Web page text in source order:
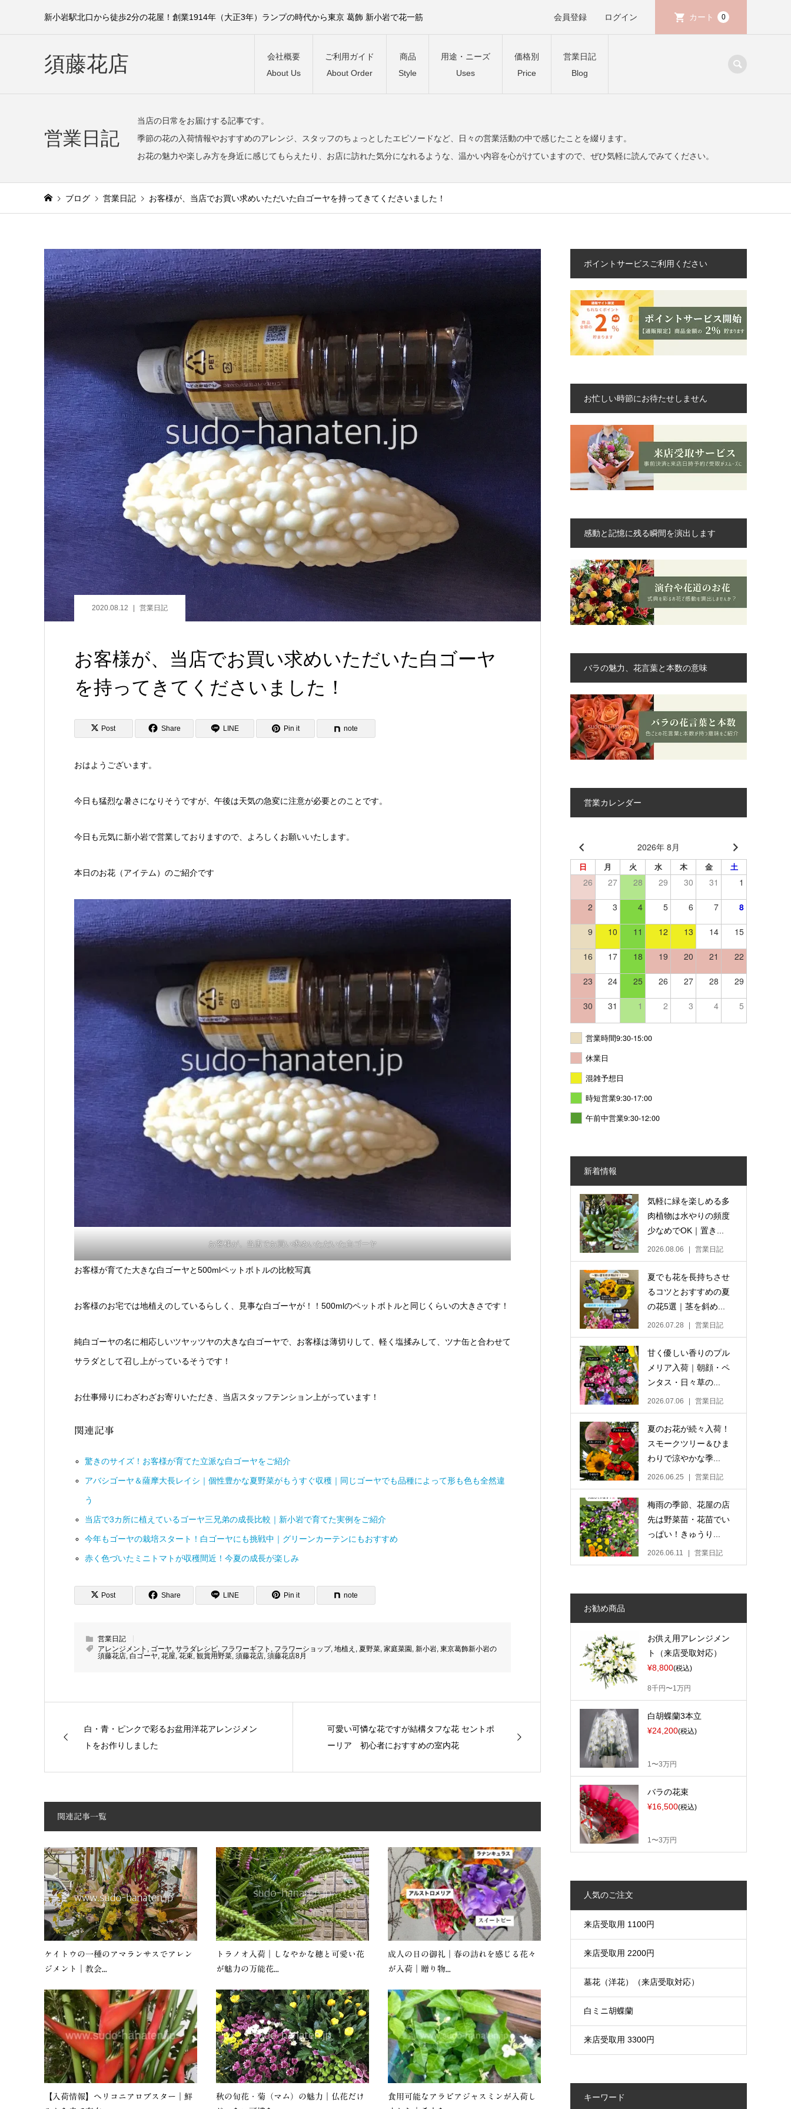
新小岩駅北口から徒歩2分の花屋！創業1914年（大正3年）ランプの時代から東京 葛飾 新小岩で花一筋 会員登録 ログイン カート 0
須藤花店
会社概要
About Us
ご利用ガイド
About Order
商品
Style
用途・ニーズ
Uses
価格別
Price
営業日記
Blog
営業日記
当店の日常をお届けする記事です。
季節の花の入荷情報やおすすめのアレンジ、スタッフのちょっとしたエピソードなど、日々の営業活動の中で感じたことを綴ります。
お花の魅力や楽しみ方を身近に感じてもらえたり、お店に訪れた気分になれるような、温かい内容を心がけていますので、ぜひ気軽に読んでみてください。
ブログ 営業日記 お客様が、当店でお買い求めいただいた白ゴーヤを持ってきてくださいました！
2020.08.12 営業日記
お客様が、当店でお買い求めいただいた白ゴーヤ
を持ってきてくださいました！
Post Share LINE Pin it note
おはようございます。
今日も猛烈な暑さになりそうですが、午後は天気の急変に注意が必要とのことです。
今日も元気に新小岩で営業しておりますので、よろしくお願いいたします。
本日のお花（アイテム）のご紹介です
お客様が、当店でお買い求めいただいた白ゴーヤ
お客様が育てた大きな白ゴーヤと500mlペットボトルの比較写真
お客様のお宅では地植えのしているらしく、見事な白ゴーヤが！！500mlのペットボトルと同じくらいの大きさです！
純白ゴーヤの名に相応しいツヤッツヤの大きな白ゴーヤで、お客様は薄切りして、軽く塩揉みして、ツナ缶と合わせて
サラダとして召し上がっているそうです！
お仕事帰りにわざわざお寄りいただき、当店スタッフテンション上がっています！
関連記事
驚きのサイズ！お客様が育てた立派な白ゴーヤをご紹介
アバシゴーヤ＆薩摩大長レイシ｜個性豊かな夏野菜がもうすぐ収穫｜同じゴーヤでも品種によって形も色も全然違
う
当店で3カ所に植えているゴーヤ三兄弟の成長比較｜新小岩で育てた実例をご紹介
今年もゴーヤの栽培スタート！白ゴーヤにも挑戦中｜グリーンカーテンにもおすすめ
赤く色づいたミニトマトが収穫間近！今夏の成長が楽しみ
Post Share LINE Pin it note
営業日記
アレンジメント
ゴーヤ サラダレシピ, フラワーギフト フラワーショップ, 地植え 夏野菜, 家庭菜園 新小岩, 東京葛飾新小岩の
須藤花店, 白ゴーヤ 花屋 花束, 観賞用野菜, 須藤花店, 須藤花店8月
白・青・ピンクで彩るお盆用洋花アレンジメン
トをお作りしました
可愛い可憐な花ですが結構タフな花 セントポ
ーリア 初心者におすすめの室内花
関連記事一覧
ケイトウの一種のアマランサスでアレン
ジメント｜教会...
トラノオ入荷｜しなやかな穂と可愛い花
が魅力の万能花...
成人の日の御礼｜春の訪れを感じる花々
が入荷｜贈り物...
【入荷情報】ヘリコニアロブスター｜鮮
秋の旬花・菊（マム）の魅力｜仏花だけ
食用可能なアラビアジャスミンが入荷し
ポイントサービスご利用ください
お忙しい時節にお待たせしません
感動と記憶に残る瞬間を演出します
バラの魅力、花言葉と本数の意味
営業カレンダー
2026年 8月
日 月 火 水 木 金 土
26 27 28 29 30 31 1
2 3 4 5 6 7 8
9 10 11 12 13 14 15
16 17 18 19 20 21 22
23 24 25 26 27 28 29
30 31 1 2 3 4 5
営業時間9:30-15:00
休業日
混雑予想日
時短営業9:30-17:00
午前中営業9:30-12:00
新着情報
気軽に緑を楽しめる多
肉植物は水やりの頻度
少なめでOK｜置き...
2026.08.06 営業日記
夏でも花を長持ちさせ
るコツとおすすめの夏
の花5選｜茎を斜め...
2026.07.28 営業日記
甘く優しい香りのプル
メリア入荷｜朝顔・ペ
ンタス・日々草の...
2026.07.06 営業日記
夏のお花が続々入荷！
スモークツリー＆ひま
わりで涼やかな季...
2026.06.25 営業日記
梅雨の季節、花屋の店
先は野菜苗・花苗でい
っぱい！きゅうり...
2026.06.11 営業日記
お勧め商品
お供え用アレンジメン
ト（来店受取対応）
¥8,800(税込)
8千円〜1万円
白胡蝶蘭3本立
¥24,200(税込)
1〜3万円
バラの花束
¥16,500(税込)
1〜3万円
人気のご注文
来店受取用 1100円
来店受取用 2200円
墓花（洋花）（来店受取対応）
白ミニ胡蝶蘭
来店受取用 3300円
キーワード